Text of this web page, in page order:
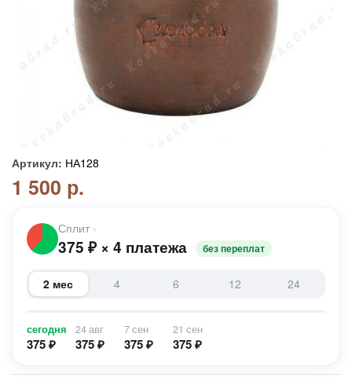
Артикул: НА128
1 500 р.
Сплит ›
375 ₽ × 4 платежа без переплат
2 мес 4 6 12 24
сегодня
375 ₽
24 авг
375 ₽
7 сен
375 ₽
21 сен
375 ₽